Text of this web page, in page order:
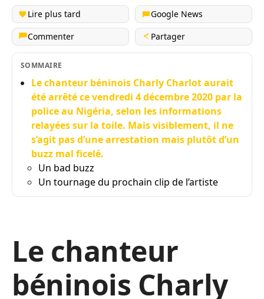
Lire plus tard
Google News
Commenter
Partager
SOMMAIRE
Le chanteur béninois Charly Charlot aurait
été arrêté ce vendredi 4 décembre 2020 par la
police au Nigéria, selon les informations
relayées sur la toile. Mais visiblement, il ne
s’agit pas d’une arrestation mais plutôt d’un
buzz mal ficelé.
Un bad buzz
Un tournage du prochain clip de l’artiste
Le chanteur
béninois Charly